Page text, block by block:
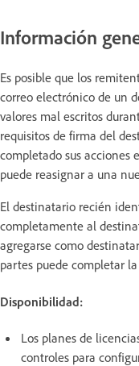
Información
Es posible que los
correo electrónico de un
valores mal escritos
requisitos de firma del
completado sus acciones
puede reasignar a una
El destinatario recién
completamente al
agregarse como
partes puede completar
Disponibilidad:
Los planes de
controles para